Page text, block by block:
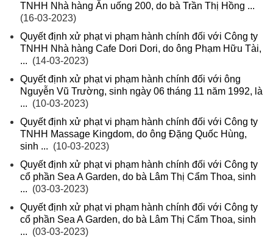
TNHH Nhà hàng Ăn uống 200, do bà Trần Thị Hồng ...
(16-03-2023)
Quyết định xử phạt vi phạm hành chính đối với Công ty
TNHH Nhà hàng Cafe Dori Dori, do ông Phạm Hữu Tài,
... (14-03-2023)
Quyết định xử phạt vi phạm hành chính đối với ông
Nguyễn Vũ Trường, sinh ngày 06 tháng 11 năm 1992, là
... (10-03-2023)
Quyết định xử phạt vi phạm hành chính đối với Công ty
TNHH Massage Kingdom, do ông Đặng Quốc Hùng,
sinh ... (10-03-2023)
Quyết định xử phạt vi phạm hành chính đối với Công ty
cổ phần Sea A Garden, do bà Lâm Thị Cẩm Thoa, sinh
... (03-03-2023)
Quyết định xử phạt vi phạm hành chính đối với Công ty
cổ phần Sea A Garden, do bà Lâm Thị Cẩm Thoa, sinh
... (03-03-2023)